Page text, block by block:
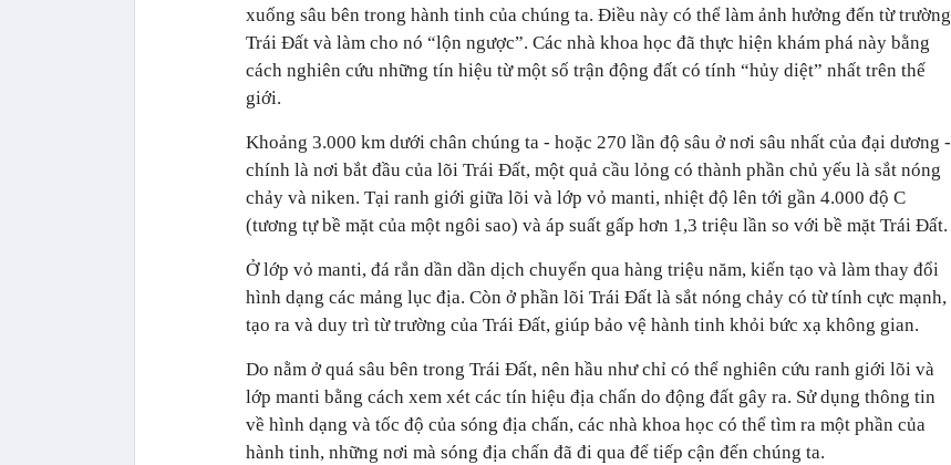
xuống sâu bên trong hành tinh của chúng ta. Điều này có thể làm ảnh hưởng đến từ trường
Trái Đất và làm cho nó “lộn ngược”. Các nhà khoa học đã thực hiện khám phá này bằng
cách nghiên cứu những tín hiệu từ một số trận động đất có tính “hủy diệt” nhất trên thế
giới.
Khoảng 3.000 km dưới chân chúng ta - hoặc 270 lần độ sâu ở nơi sâu nhất của đại dương -
chính là nơi bắt đầu của lõi Trái Đất, một quả cầu lỏng có thành phần chủ yếu là sắt nóng
chảy và niken. Tại ranh giới giữa lõi và lớp vỏ manti, nhiệt độ lên tới gần 4.000 độ C
(tương tự bề mặt của một ngôi sao) và áp suất gấp hơn 1,3 triệu lần so với bề mặt Trái Đất.
Ở lớp vỏ manti, đá rắn dần dần dịch chuyển qua hàng triệu năm, kiến tạo và làm thay đổi
hình dạng các mảng lục địa. Còn ở phần lõi Trái Đất là sắt nóng chảy có từ tính cực mạnh,
tạo ra và duy trì từ trường của Trái Đất, giúp bảo vệ hành tinh khỏi bức xạ không gian.
Do nằm ở quá sâu bên trong Trái Đất, nên hầu như chỉ có thể nghiên cứu ranh giới lõi và
lớp manti bằng cách xem xét các tín hiệu địa chấn do động đất gây ra. Sử dụng thông tin
về hình dạng và tốc độ của sóng địa chấn, các nhà khoa học có thể tìm ra một phần của
hành tinh, những nơi mà sóng địa chấn đã đi qua để tiếp cận đến chúng ta.